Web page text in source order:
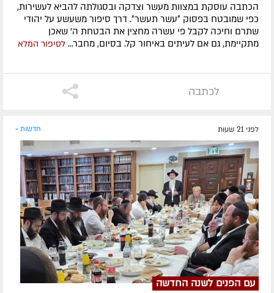
הכתבה עוסקת במצוות מעשר וצדקה ובסגולתה להביא לעשירות,
כפי שמובטח בפסוק ״עשר תעשר״. דרך סיפור משעשע על יהודי
שתרם וחיכה לקבל פי עשרה מחצין את הבטחת ה' שאכן
מתקיימת, גם אם לעיתים באיחור קל. בסיום, מחבר... לסיפור המלא
לכתבה
לפני 21 שעות חדשות »
עם הפנים לשנה החדשה